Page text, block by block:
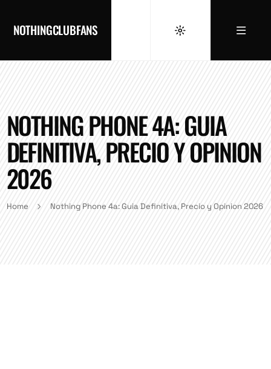
NOTHINGCLUBFANS
NOTHING PHONE 4A: GUIA
DEFINITIVA, PRECIO Y OPINION
2026
Home Nothing Phone 4a: Guia Definitiva, Precio y Opinion 2026